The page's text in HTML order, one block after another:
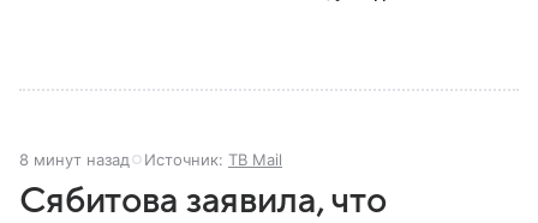
8 минут назад Источник: ТВ Mail
Сябитова заявила, что